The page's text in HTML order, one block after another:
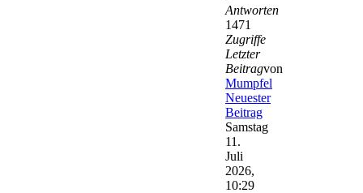
Antworten
1471
Zugriffe
Letzter
Beitragvon
Mumpfel
Neuester
Beitrag
Samstag
11.
Juli
2026,
10:29